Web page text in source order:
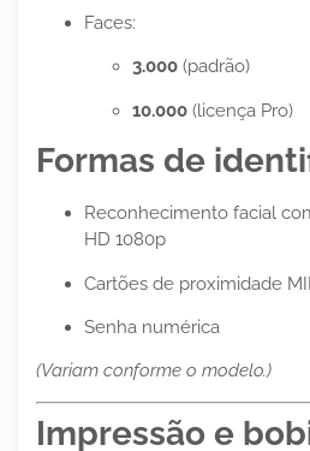
Faces:
3.000 (padrão)
10.000 (licença Pro)
Formas de
Reconhecimento facial
HD 1080p
Cartões de proximidade
Senha numérica
(Variam conforme o modelo.)
Impressão e